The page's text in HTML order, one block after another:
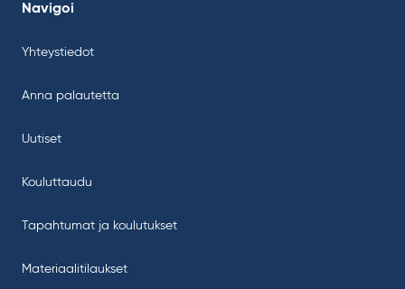
Navigoi
Yhteystiedot
Anna palautetta
Uutiset
Kouluttaudu
Tapahtumat ja koulutukset
Materiaalitilaukset